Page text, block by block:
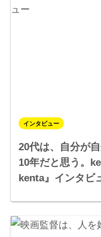
インタビュー
20代は、自分が
10年だと思う。
kenta』インタビ